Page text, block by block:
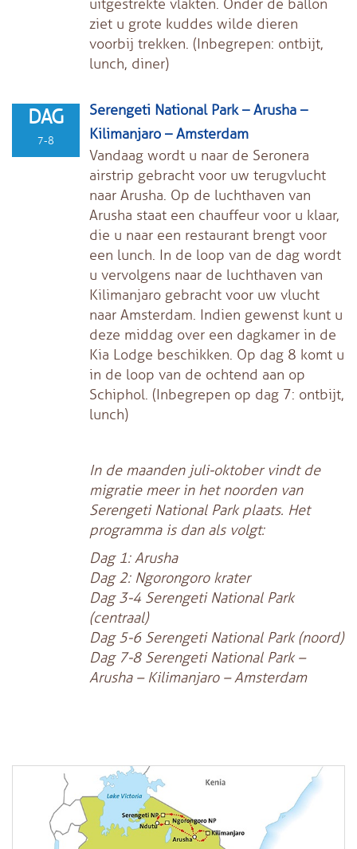
uitgestrekte vlakten. Onder de ballon
ziet u grote kuddes wilde dieren
voorbij trekken. (Inbegrepen: ontbijt,
lunch, diner)
DAG
7-8
Serengeti National Park – Arusha –
Kilimanjaro – Amsterdam
Vandaag wordt u naar de Seronera
airstrip gebracht voor uw terugvlucht
naar Arusha. Op de luchthaven van
Arusha staat een chauffeur voor u klaar,
die u naar een restaurant brengt voor
een lunch. In de loop van de dag wordt
u vervolgens naar de luchthaven van
Kilimanjaro gebracht voor uw vlucht
naar Amsterdam. Indien gewenst kunt u
deze middag over een dagkamer in de
Kia Lodge beschikken. Op dag 8 komt u
in de loop van de ochtend aan op
Schiphol. (Inbegrepen op dag 7: ontbijt,
lunch)
In de maanden juli-oktober vindt de
migratie meer in het noorden van
Serengeti National Park plaats. Het
programma is dan als volgt:
Dag 1: Arusha
Dag 2: Ngorongoro krater
Dag 3-4 Serengeti National Park
(centraal)
Dag 5-6 Serengeti National Park (noord)
Dag 7-8 Serengeti National Park –
Arusha – Kilimanjaro – Amsterdam